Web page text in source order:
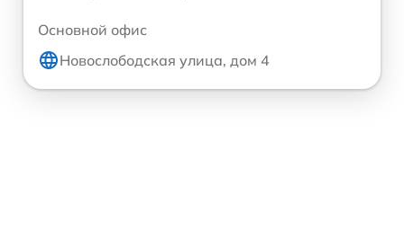
Основной офис
Новослободская улица, дом 4